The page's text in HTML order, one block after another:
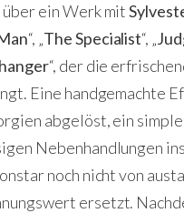
über ein Werk mit
“, „The Specialist“, „
“, der die
Eine handgemachte
abgelöst, ein
Nebenhandlungen
noch nicht von
ersetzt.